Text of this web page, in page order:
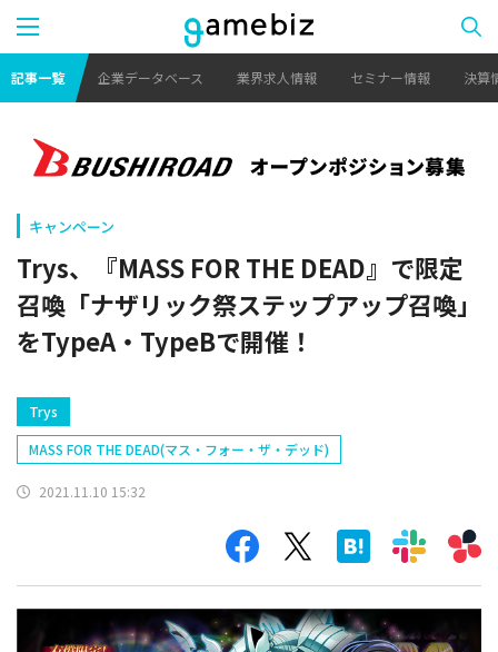
記事一覧 企業データベース 業界求人情報 セミナー情報 決算
キャンペーン
Trys、『MASS FOR THE DEAD』で限定
召喚「ナザリック祭ステップアップ召喚」
をTypeA・TypeBで開催！
Trys
MASS FOR THE DEAD(マス・フォー・ザ・デッド)
2021.11.10 15:32